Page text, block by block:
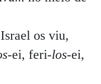
os viu,
ei, feri-los-ei,